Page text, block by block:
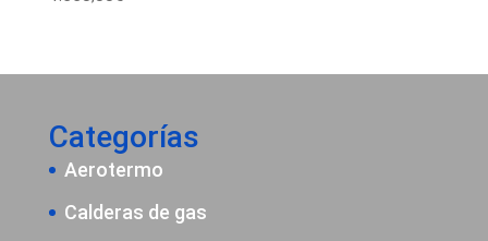
Categorías
Aerotermo
Calderas de gas